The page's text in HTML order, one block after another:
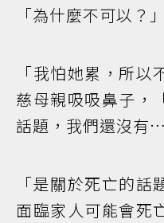
「為什麼不可以？」
「我怕她累，所
慈母親吸吸鼻子，
話題，我們還沒有…
「是關於死亡的
面臨家人可能會死